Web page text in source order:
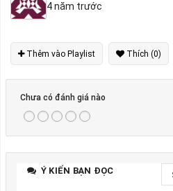
4 năm trước
Thêm vào Playlist Thích (0)
Chưa có đánh giá nào
Ý KIẾN BẠN ĐỌC